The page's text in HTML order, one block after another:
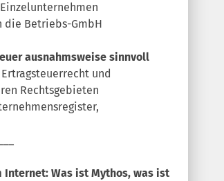
die Betriebs-GmbH
ausnahmsweise sinnvoll
und
Rechtsgebieten
Internet: Was ist Mythos, was ist